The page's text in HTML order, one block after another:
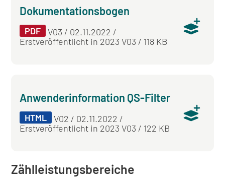
Dokumentationsbogen
PDF
V03 / 02.11.2022 /
Erstveröffentlicht in 2023 V03 / 118 KB
Anwenderinformation QS-Filter
HTML
V02 / 02.11.2022 /
Erstveröffentlicht in 2023 V03 / 122 KB
Zählleistungsbereiche